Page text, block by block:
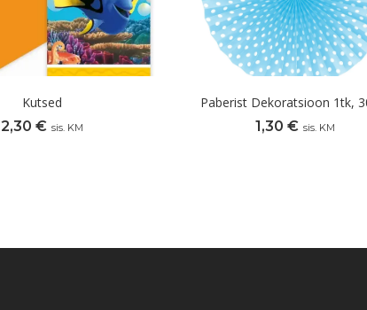
Kutsed
2,30 € sis. KM
Paberist Dekoratsioon 1tk,
1,30 € sis. KM